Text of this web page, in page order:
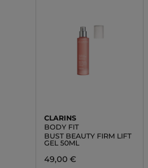
CLARINS
BODY FIT
BUST BEAUTY FIRM LIFT
GEL 50ML
49,00 €